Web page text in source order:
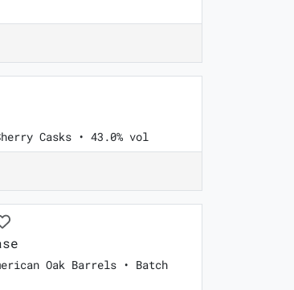
Casks • 43.0% vol
Oak Barrels • Batch